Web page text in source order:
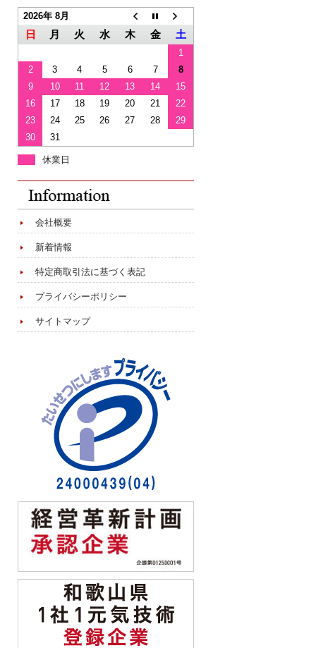
2026年 8月
日 月 火 水 木 金 土
1
2
3 4 5 6 7
8
9
10 11 12 13 14
15
16
17 18 19 20 21
22
23
24 25 26 27 28
29
30
31
休業日
会社概要
新着情報
特定商取引法に基づく表記
プライバシーポリシー
サイトマップ